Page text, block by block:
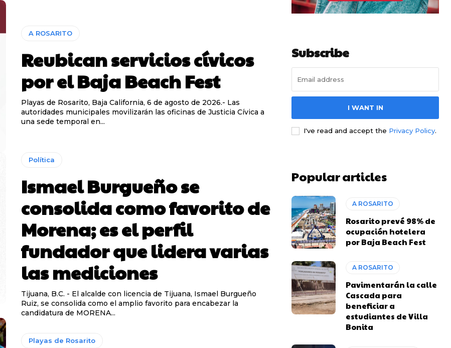
A ROSARITO
Reubican servicios cívicos
por el Baja Beach Fest
Playas de Rosarito, Baja California, 6 de agosto de 2026.- Las
autoridades municipales movilizarán las oficinas de Justicia Cívica a
una sede temporal en...
Política
Ismael Burgueño se
consolida como favorito de
Morena; es el perfil
fundador que lidera varias
las mediciones
Tijuana, B.C. - El alcalde con licencia de Tijuana, Ismael Burgueño
Ruiz, se consolida como el amplio favorito para encabezar la
candidatura de MORENA...
Playas de Rosarito
Subscribe
I WANT IN
I've read and accept the Privacy Policy.
Popular articles
A ROSARITO
Rosarito prevé 98% de
ocupación hotelera
por Baja Beach Fest
A ROSARITO
Pavimentarán la calle
Cascada para
beneficiar a
estudiantes de Villa
Bonita